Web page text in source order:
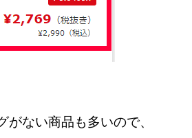
ない商品も多いので、